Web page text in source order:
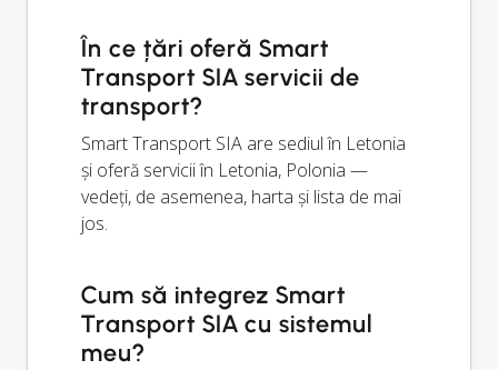
În ce țări oferă Smart
Transport SIA servicii de
transport?
Smart Transport SIA are sediul în Letonia
și oferă servicii în Letonia, Polonia —
vedeți, de asemenea, harta și lista de mai
jos.
Cum să integrez Smart
Transport SIA cu sistemul
meu?